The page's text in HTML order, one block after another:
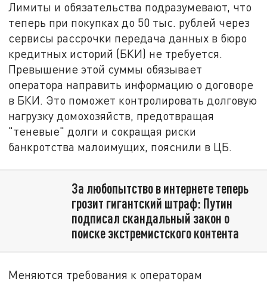
Лимиты и обязательства подразумевают, что
теперь при покупках до 50 тыс. рублей через
сервисы рассрочки передача данных в бюро
кредитных историй (БКИ) не требуется.
Превышение этой суммы обязывает
оператора направить информацию о договоре
в БКИ. Это поможет контролировать долговую
нагрузку домохозяйств, предотвращая
"теневые" долги и сокращая риски
банкротства малоимущих, пояснили в ЦБ.
За любопытство в интернете теперь
грозит гигантский штраф: Путин
подписал скандальный закон о
поиске экстремистского контента
Меняются требования к операторам